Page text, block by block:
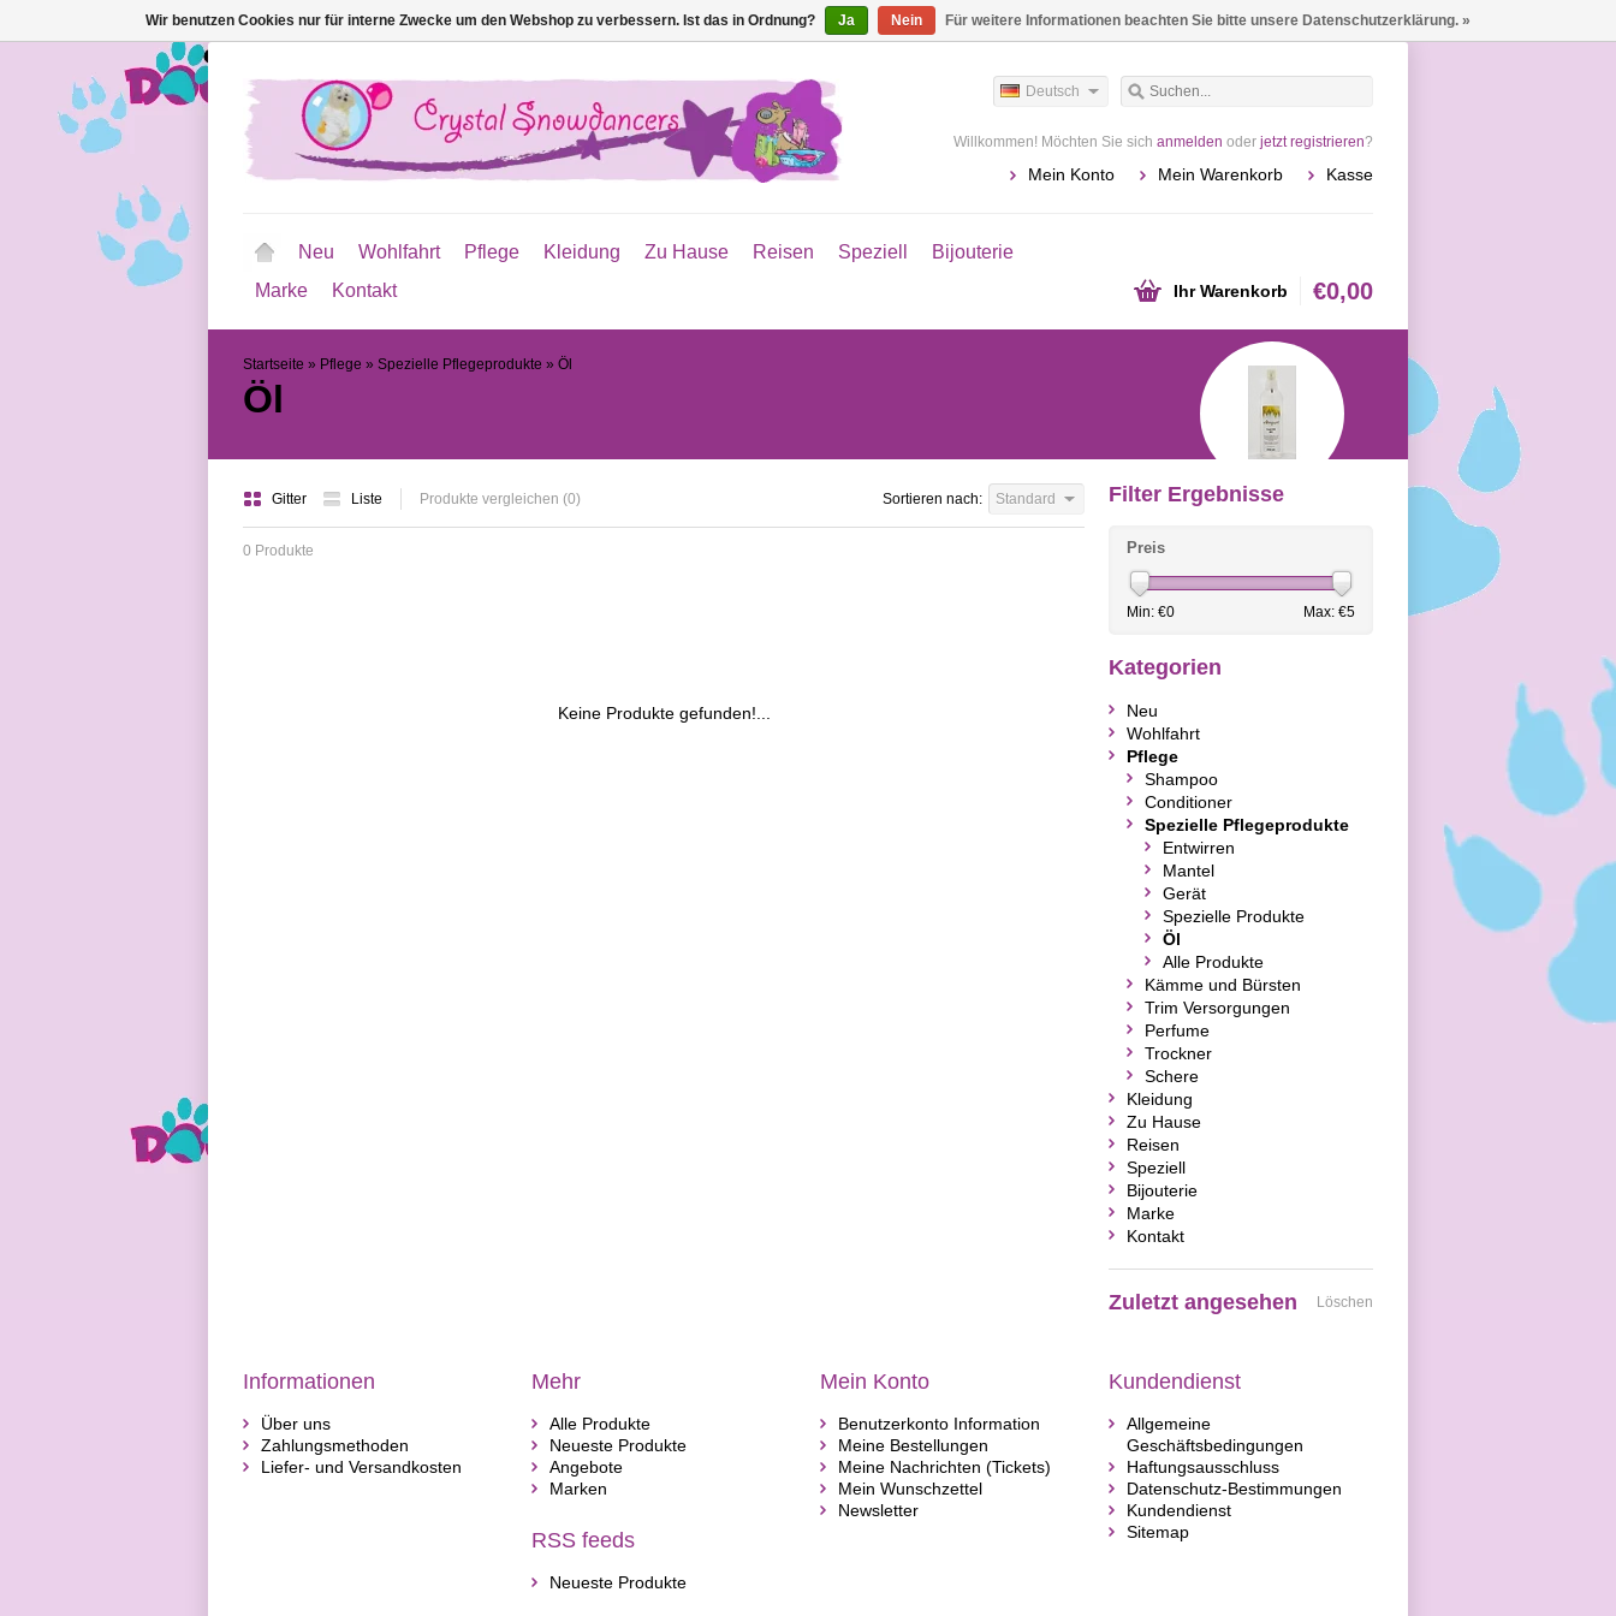
Deutsch
Willkommen! Möchten Sie sich anmelden oder jetzt registrieren?
Mein Konto Mein Warenkorb Kasse
Neu Wohlfahrt Pflege Kleidung Zu Hause Reisen Speziell
Bijouterie
Marke
Kontakt Ihr Warenkorb €0,00
Startseite » Pflege » Spezielle Pflegeprodukte » Öl
Öl
Gitter Liste Produkte vergleichen (0) Sortieren nach: Standard
0 Produkte
Keine Produkte gefunden!...
Filter Ergebnisse
Preis
Min: €0 Max: €5
Kategorien
Neu
Wohlfahrt
Pflege
Shampoo
Conditioner
Spezielle Pflegeprodukte
Entwirren
Mantel
Gerät
Spezielle Produkte
Öl
Alle Produkte
Kämme und Bürsten
Trim Versorgungen
Perfume
Trockner
Schere
Kleidung
Zu Hause
Reisen
Speziell
Bijouterie
Marke
Kontakt
Zuletzt angesehen Löschen
Informationen
Über uns
Zahlungsmethoden
Liefer- und Versandkosten
Mehr
Alle Produkte
Neueste Produkte
Angebote
Marken
RSS feeds
Neueste Produkte
Mein Konto
Benutzerkonto Information
Meine Bestellungen
Meine Nachrichten (Tickets)
Mein Wunschzettel
Newsletter
Kundendienst
Allgemeine
Geschäftsbedingungen
Haftungsausschluss
Datenschutz-Bestimmungen
Kundendienst
Sitemap
Wir benutzen Cookies nur für interne Zwecke um den Webshop zu verbessern. Ist das in Ordnung? Ja Nein Für weitere Informationen beachten Sie bitte unsere Datenschutzerklärung. »